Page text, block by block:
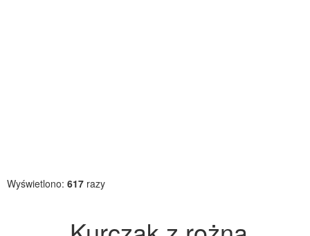
Wyświetlono: 617 razy